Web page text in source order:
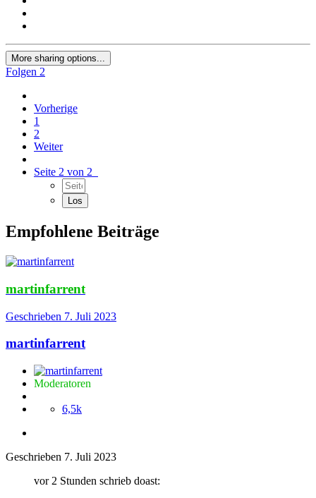
More sharing options...
Folgen 2
Vorherige
1
2
Weiter
Seite 2 von 2
Empfohlene Beiträge
martinfarrent
Geschrieben 7. Juli 2023
martinfarrent
Moderatoren
6,5k
Geschrieben 7. Juli 2023
vor 2 Stunden schrieb doast: